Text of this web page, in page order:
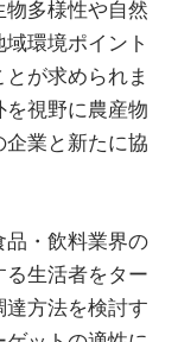
多様性や自然
環境ポイント
が求められま
視野に農産物
業と新たに協
品・飲料業界の
生活者をター
方法を検討す